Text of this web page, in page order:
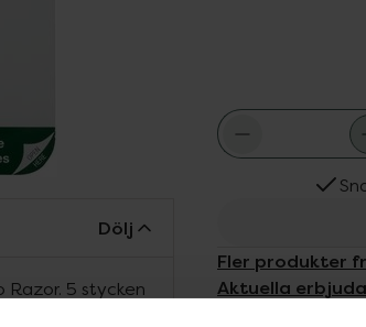
Fler produkter
Aktuella
Dölj
5 stycken
vera och